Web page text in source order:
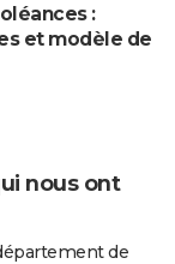
:
et modèle de
nous ont
de